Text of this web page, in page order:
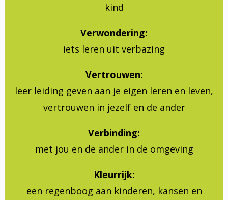
kind
Verwondering:
iets leren uit verbazing
Vertrouwen:
leer leiding geven aan je eigen leren en leven,
vertrouwen in jezelf en de ander
Verbinding:
met jou en de ander in de omgeving
Kleurrijk:
een regenboog aan kinderen, kansen en